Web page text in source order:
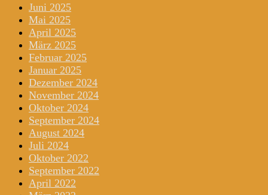
Juni 2025
Mai 2025
April 2025
März 2025
Februar 2025
Januar 2025
Dezember 2024
November 2024
Oktober 2024
September 2024
August 2024
Juli 2024
Oktober 2022
September 2022
April 2022